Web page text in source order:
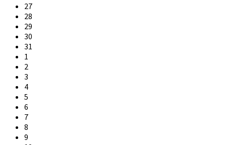
Skip
calendar
days
27
28
29
30
31
1
2
3
4
5
6
7
8
9